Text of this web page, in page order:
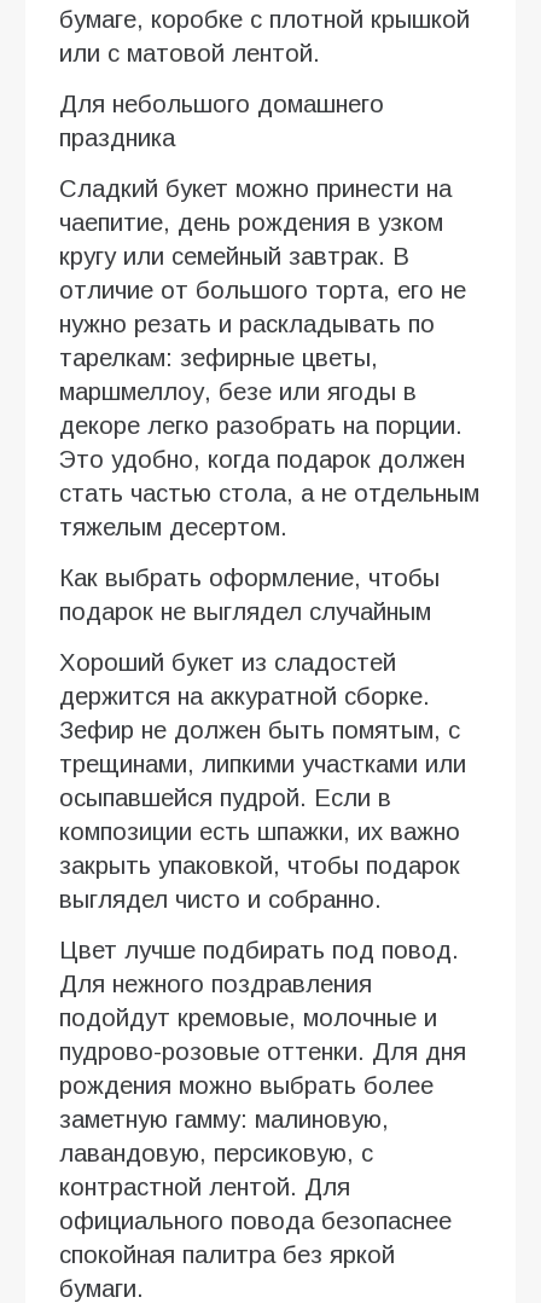
бумаге, коробке с плотной крышкой
или с матовой лентой.
Для небольшого домашнего
праздника
Сладкий букет можно принести на
чаепитие, день рождения в узком
кругу или семейный завтрак. В
отличие от большого торта, его не
нужно резать и раскладывать по
тарелкам: зефирные цветы,
маршмеллоу, безе или ягоды в
декоре легко разобрать на порции.
Это удобно, когда подарок должен
стать частью стола, а не отдельным
тяжелым десертом.
Как выбрать оформление, чтобы
подарок не выглядел случайным
Хороший букет из сладостей
держится на аккуратной сборке.
Зефир не должен быть помятым, с
трещинами, липкими участками или
осыпавшейся пудрой. Если в
композиции есть шпажки, их важно
закрыть упаковкой, чтобы подарок
выглядел чисто и собранно.
Цвет лучше подбирать под повод.
Для нежного поздравления
подойдут кремовые, молочные и
пудрово-розовые оттенки. Для дня
рождения можно выбрать более
заметную гамму: малиновую,
лавандовую, персиковую, с
контрастной лентой. Для
официального повода безопаснее
спокойная палитра без яркой
бумаги.